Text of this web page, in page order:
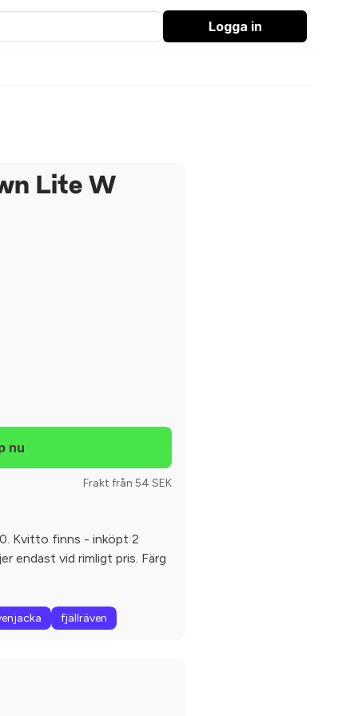
Logga in
Lite W
Frakt från 54 SEK
Kvitto finns - inköpt 2
endast vid rimligt pris. Färg
fjällräven